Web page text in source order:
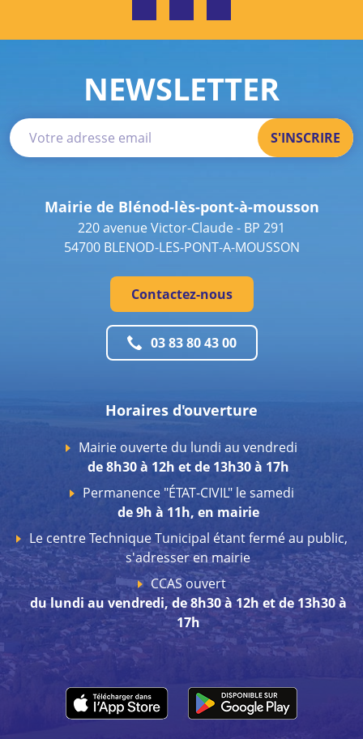
NEWSLETTER
Mairie de Blénod-lès-pont-à-mousson
220 avenue Victor-Claude - BP 291
54700 BLENOD-LES-PONT-A-MOUSSON
Contactez-nous
03 83 80 43 00
Horaires d'ouverture
Mairie ouverte du lundi au vendredi
de 8h30 à 12h et de 13h30 à 17h
Permanence "ÉTAT-CIVIL" le samedi
de 9h à 11h, en mairie
Le centre Technique Tunicipal étant fermé au public,
s'adresser en mairie
CCAS ouvert
du lundi au vendredi, de 8h30 à 12h et de 13h30 à
17h